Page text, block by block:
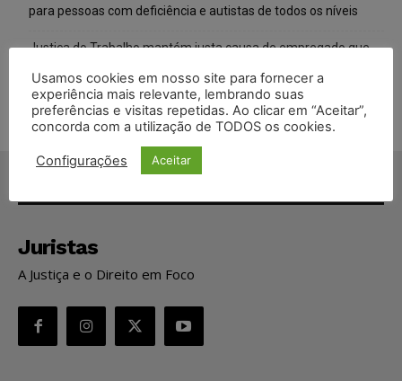
para pessoas com deficiência e autistas de todos os níveis
Justiça do Trabalho mantém justa causa de empregado que
Juristas
A Justiça e o Direito em Foco
Usamos cookies em nosso site para fornecer a
experiência mais relevante, lembrando suas
preferências e visitas repetidas. Ao clicar em “Aceitar”,
concorda com a utilização de TODOS os cookies.
Configurações Aceitar